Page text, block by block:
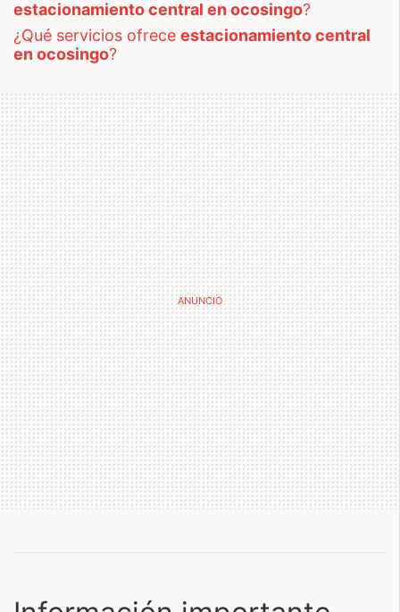
estacionamiento central en ocosingo?
¿qué servicios ofrece estacionamiento central
en ocosingo?